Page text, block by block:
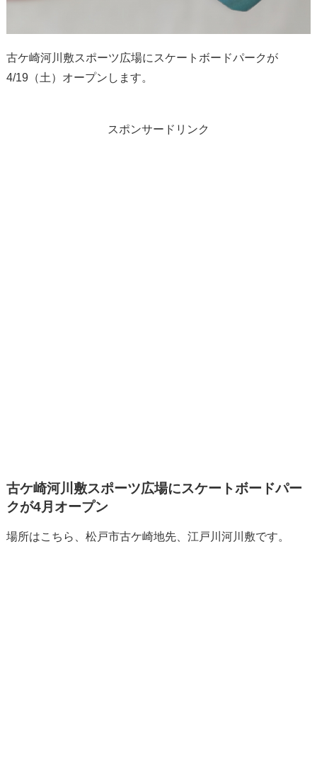
古ケ崎河川敷スポーツ広場にスケートボードパークが
4/19（土）オープンします。
スポンサードリンク
古ケ崎河川敷スポーツ広場にスケートボードパー
クが4月オープン
場所はこちら、松戸市古ケ崎地先、江戸川河川敷です。